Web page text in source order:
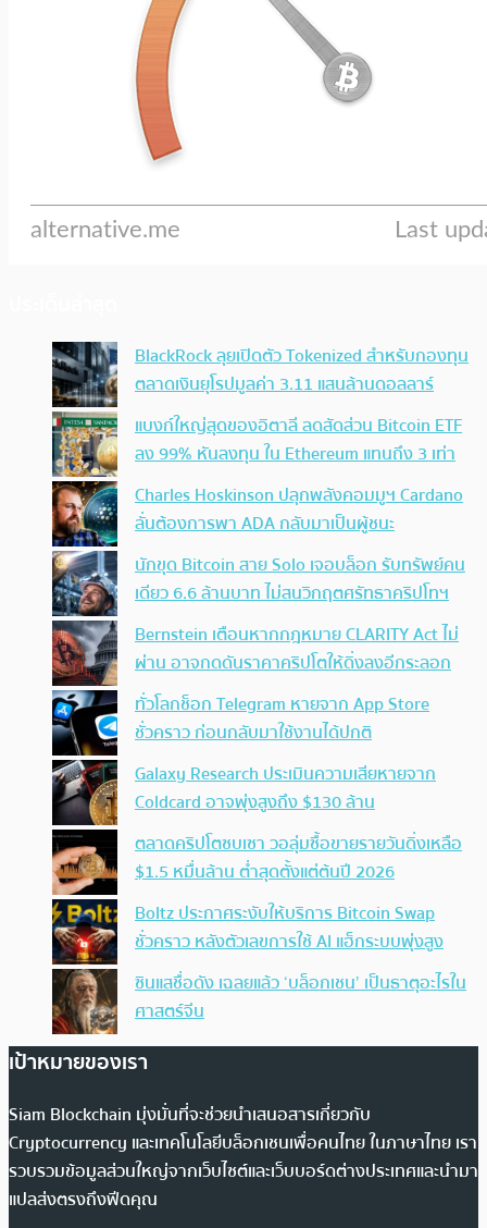
BlackRock ลุยเปิดตัว Tokenized สำหรับกองทุน
ตลาดเงินยุโรปมูลค่า 3.11 แสนล้านดอลลาร์
แบงก์ใหญ่สุดของอิตาลี ลดสัดส่วน Bitcoin ETF
ลง 99% หันลงทุน ใน Ethereum แทนถึง 3 เท่า
Charles Hoskinson ปลุกพลังคอมมูฯ Cardano
ลั่นต้องการพา ADA กลับมาเป็นผู้ชนะ
นักขุด Bitcoin สาย Solo เจอบล็อก รับทรัพย์คน
เดียว 6.6 ล้านบาท ไม่สนวิกฤตศรัทธาคริปโทฯ
Bernstein เตือนหากกฎหมาย CLARITY Act ไม่
ผ่าน อาจกดดันราคาคริปโตให้ดิ่งลงอีกระลอก
ทั่วโลกช็อก Telegram หายจาก App Store
ชั่วคราว ก่อนกลับมาใช้งานได้ปกติ
Galaxy Research ประเมินความเสียหายจาก
Coldcard อาจพุ่งสูงถึง $130 ล้าน
ตลาดคริปโตซบเซา วอลุ่มซื้อขายรายวันดิ่งเหลือ
$1.5 หมื่นล้าน ต่ำสุดตั้งแต่ต้นปี 2026
Boltz ประกาศระงับให้บริการ Bitcoin Swap
ชั่วคราว หลังตัวเลขการใช้ AI แฮ็กระบบพุ่งสูง
ซินแสชื่อดัง เฉลยแล้ว ‘บล็อกเชน’ เป็นธาตุอะไรใน
ศาสตร์จีน
เป้าหมายของเรา
Siam Blockchain มุ่งมั่นที่จะช่วยนำเสนอสารเกี่ยวกับ
Cryptocurrency และเทคโนโลยีบล็อกเชนเพื่อคนไทย ในภาษาไทย เรา
รวบรวมข้อมูลส่วนใหญ่จากเว็บไซต์และเว็บบอร์ดต่างประเทศและนำมา
แปลส่งตรงถึงฟีดคุณ